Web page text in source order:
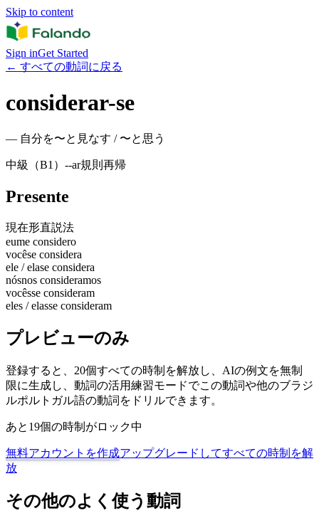
Skip to content
Sign inGet Started
← すべての動詞に戻る
considerar-se
— 自分を〜と見なす / 〜と思う
中級（B1） --ar規則 再帰
Presente
現在形直説法
eume considero
vocêse considera
ele / elase considera
nósnos consideramos
vocêsse consideram
eles / elasse consideram
プレビューのみ
登録すると、20個すべての時制を解放し、AIの例文を無制
限に生成し、動詞の活用練習モードでこの動詞や他のブラジ
ルポルトガル語の動詞をドリルできます。
あと19個の時制がロック中
無料アカウントを作成アップグレードしてすべての時制を解
放
その他のよく使う動詞